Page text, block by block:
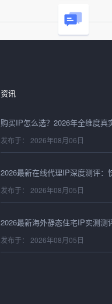
资讯
发布于： 2026年08月06日
发布于： 2026年08月06日
发布于： 2026年08月05日
发布于： 2026年08月05日